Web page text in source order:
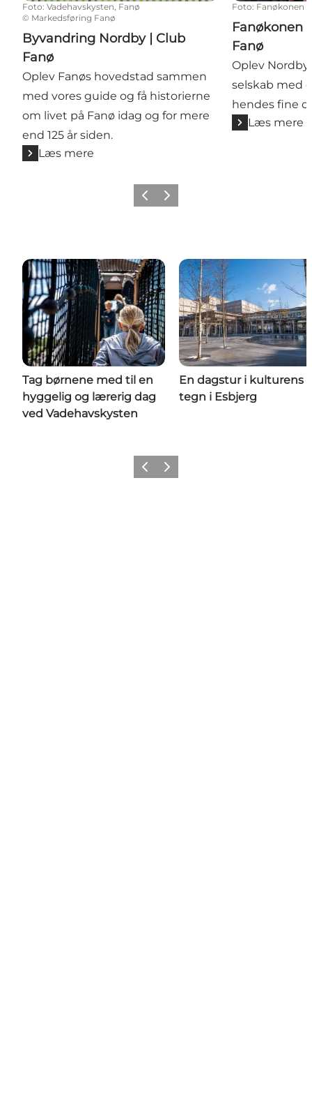
Foto: Vadehavskysten, Fanø
© Markedsføring Fanø
Byvandring Nordby | Club
Fanø
Oplev Fanøs hovedstad sammen
med vores guide og få historierne
om livet på Fanø idag og for mere
end 125 år siden.
Læs mere
Foto: Fanøkonen
Fanøkonen
Fanø
Oplev
selskab med
hendes fine
Læs mere
ForrigeNæste
Tag børnene med til en
hyggelig og lærerig dag
ved Vadehavskysten
En dagstur i kulturens
tegn i Esbjerg
ForrigeNæste